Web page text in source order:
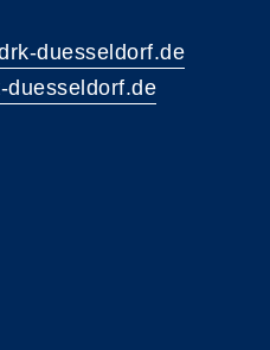
duesseldorf.de
duesseldorf.de